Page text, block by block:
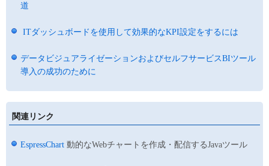
道
ITダッシュボードを使用して効果的なKPI設定をするには
データビジュアライゼーションおよびセルフサービスBIツール
導入の成功のために
関連リンク
EspressChart 動的なWebチャートを作成・配信するJavaツール